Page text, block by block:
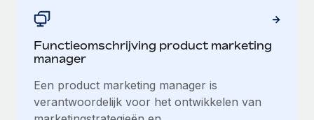
Functieomschrijving product marketing
manager
Een product marketing manager is
verantwoordelijk voor het ontwikkelen van